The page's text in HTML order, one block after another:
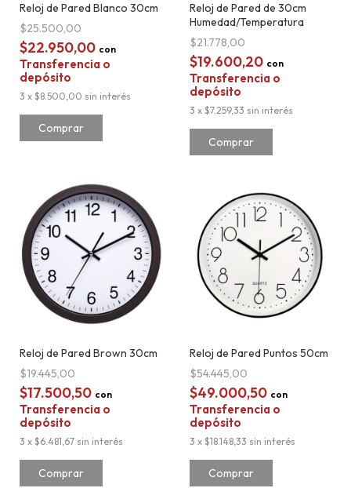
Reloj de Pared Blanco 30cm
$25.500,00
$22.950,00 con
Transferencia o
depósito
3 x $8.500,00 sin interés
Reloj de Pared de 30cm
Humedad/Temperatura
$21.778,00
$19.600,20 con
Transferencia o
depósito
3 x $7.259,33 sin interés
Comprar
Reloj de Pared Brown 30cm
$19.445,00
$17.500,50 con
Transferencia o
depósito
3 x $6.481,67 sin interés
Reloj de Pared Puntos 50cm
$54.445,00
$49.000,50 con
Transferencia o
depósito
3 x $18.148,33 sin interés